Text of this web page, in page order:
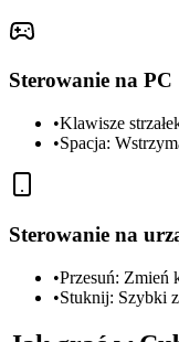
Sterowanie na PC
•Klawisze
•Spacja:
Sterowanie na
•Przesuń: Zmień
•Stuknij: Szybki